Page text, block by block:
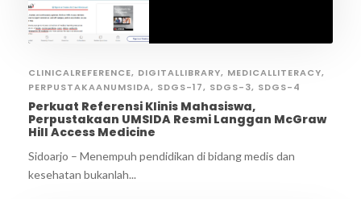
CLINICALREFERENCE, DIGITALLIBRARY, MEDICALLITERACY,
PERPUSTAKAANUMSIDA, SDGS-17, SDGS-3, SDGS-4
Perkuat Referensi Klinis Mahasiswa,
Perpustakaan UMSIDA Resmi Langgan McGraw
Hill Access Medicine
Sidoarjo – Menempuh pendidikan di bidang medis dan
kesehatan bukanlah...